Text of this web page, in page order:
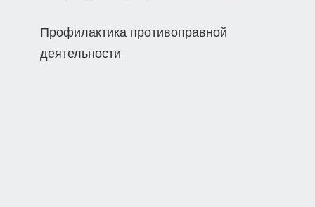
Профилактика противоправной
деятельности